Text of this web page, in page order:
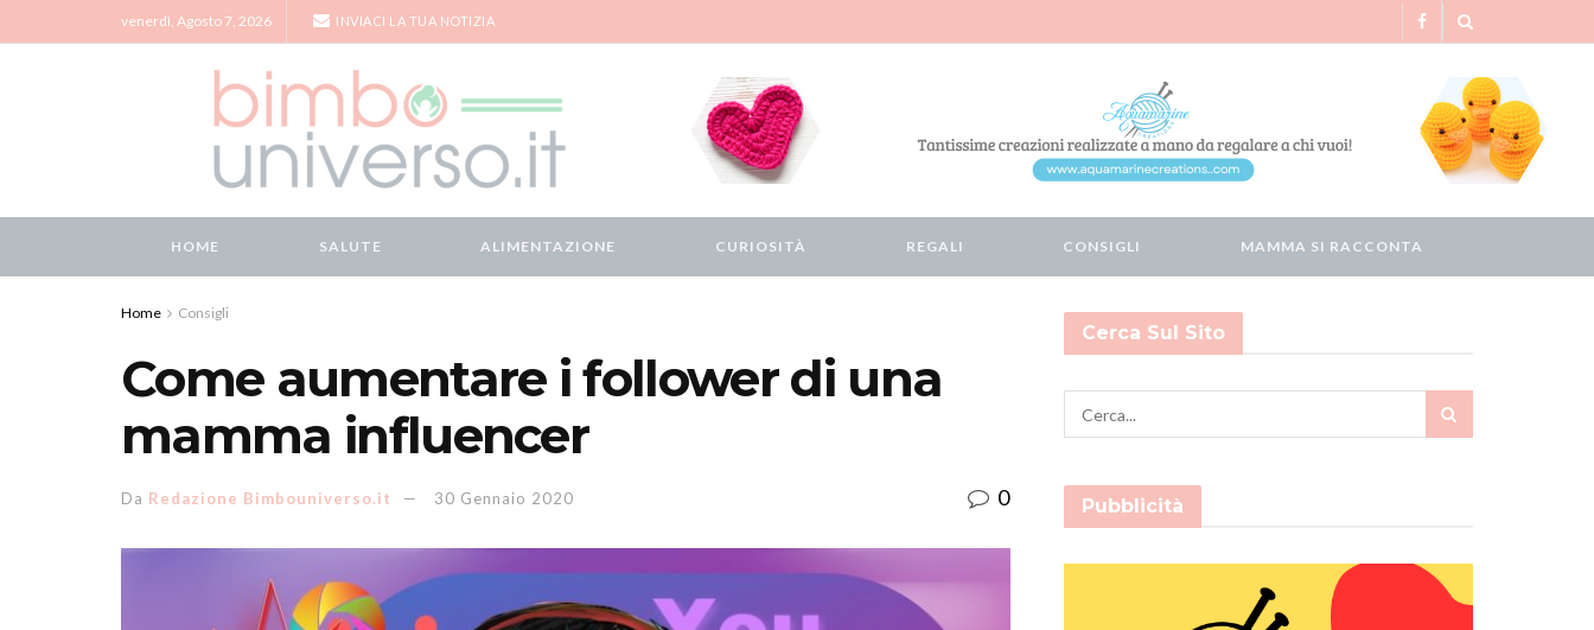
venerdì, Agosto 7, 2026 INVIACI LA TUA NOTIZIA
HOME SALUTE ALIMENTAZIONE CURIOSITÀ REGALI CONSIGLI MAMMA SI RACCONTA
Home Consigli
Come aumentare i follower di una
mamma influencer
Da Redazione Bimbouniverso.it 30 Gennaio 2020 0
Cerca Sul Sito
Pubblicità